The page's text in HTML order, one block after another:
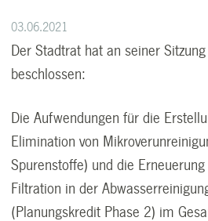
03.06.2021
Der Stadtrat hat an seiner
beschlossen:
Die Aufwendungen für die
Elimination von
Spurenstoffe) und die
Filtration in der
(Planungskredit Phase 2) im